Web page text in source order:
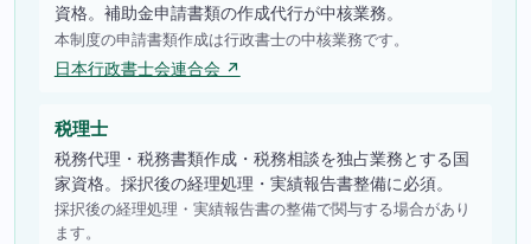
資格。補助金申請書類の作成代行が中核業務。
本制度の申請書類作成は行政書士の中核業務です。
日本行政書士会連合会 ↗
税理士
税務代理・税務書類作成・税務相談を独占業務とする国
家資格。採択後の経理処理・実績報告書整備に必須。
採択後の経理処理・実績報告書の整備で関与する場合があり
ます。